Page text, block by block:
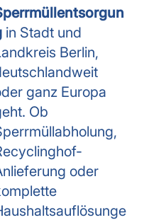
in Stadt und
Berlin,
ganz Europa
Ob
oder